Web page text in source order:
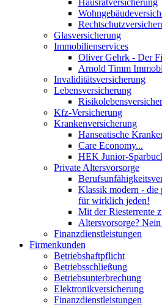
Hausratversicherung
Glasversicherung
Immobilienservices
Oliver Gehrk - Der
Arnold Timm
Invaliditätsversicherung
Lebensversicherung
Kfz-Versicherung
Krankenversicherung
Hanseatische
Care Economy...
HEK Junior-
Private Altersvorsorge
Klassik modern - die
für wirklich jeden!
Mit der Riesterrente
Altersvorsorge?
Finanzdienstleistungen
Firmenkunden
Betriebshaftpflicht
Betriebsschließung
Betriebsunterbrechung
Elektronikversicherung
Finanzdienstleistungen